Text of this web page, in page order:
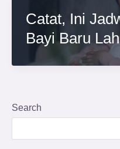
Catat, Ini
Bayi Baru
Search